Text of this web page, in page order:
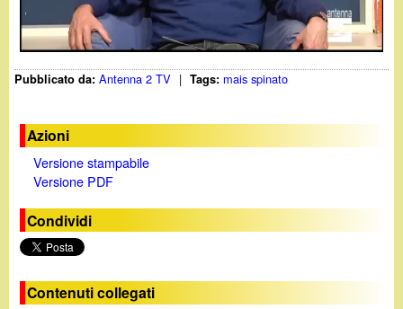
a
y
V
d
Pubblicato da:Antenna 2 TV | Tags: mais spinato
Azioni
Versione stampabile
Versione PDF
Condividi
Contenuti collegati